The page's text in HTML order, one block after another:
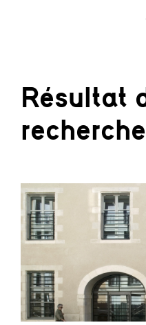
Résultat
recherche